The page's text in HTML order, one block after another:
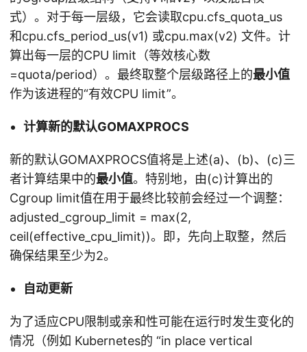
式）。对于每一层级，它会读取cpu.cfs_quota_us
和cpu.cfs_period_us(v1) 或cpu.max(v2) 文件。计
算出每一层的CPU limit（等效核心数
=quota/period）。最终取整个层级路径上的最小值
作为该进程的“有效CPU limit”。
计算新的默认GOMAXPROCS
新的默认GOMAXPROCS值将是上述(a)、(b)、(c)三
者计算结果中的最小值。特别地，由(c)计算出的
Cgroup limit值在用于最终比较前会经过一个调整：
adjusted_cgroup_limit = max(2,
ceil(effective_cpu_limit))。即，先向上取整，然后
确保结果至少为2。
自动更新
为了适应CPU限制或亲和性可能在运行时发生变化的
情况（例如 Kubernetes的 “in place vertical